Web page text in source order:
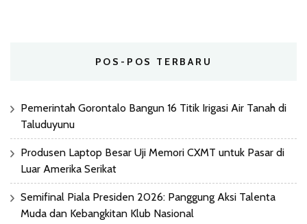
POS-POS TERBARU
Pemerintah Gorontalo Bangun 16 Titik Irigasi Air Tanah di
Taluduyunu
Produsen Laptop Besar Uji Memori CXMT untuk Pasar di
Luar Amerika Serikat
Semifinal Piala Presiden 2026: Panggung Aksi Talenta
Muda dan Kebangkitan Klub Nasional